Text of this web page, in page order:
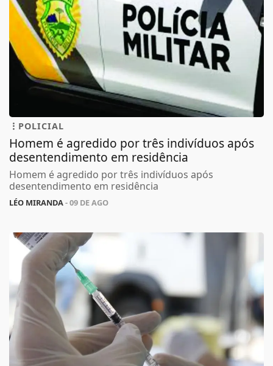
POLICIAL
Homem é agredido por três indivíduos após
desentendimento em residência
Homem é agredido por três indivíduos após
desentendimento em residência
LÉO MIRANDA - 09 DE AGO